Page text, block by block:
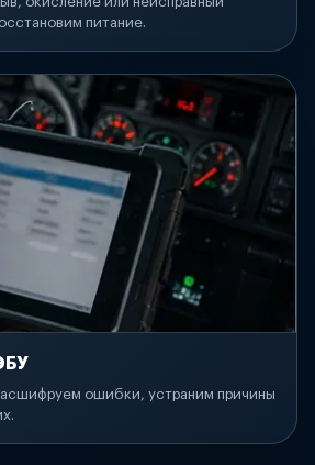
питание.
ошибки, устраним причины